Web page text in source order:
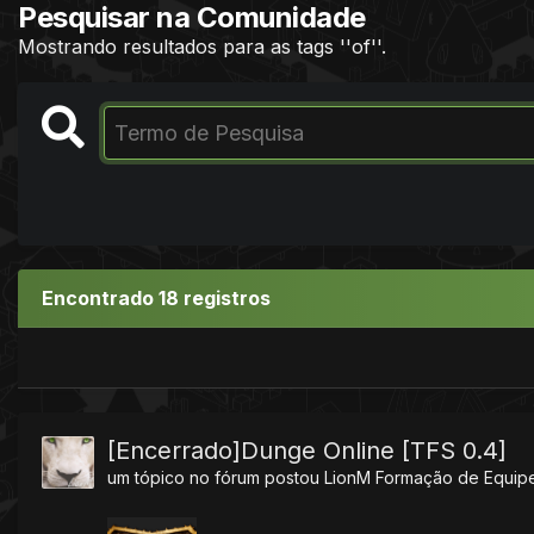
Pesquisar na Comunidade
Mostrando resultados para as tags ''of''.
Encontrado 18 registros
[Encerrado]Dunge Online [TFS 0.4]
um tópico no fórum postou LionM Formação de